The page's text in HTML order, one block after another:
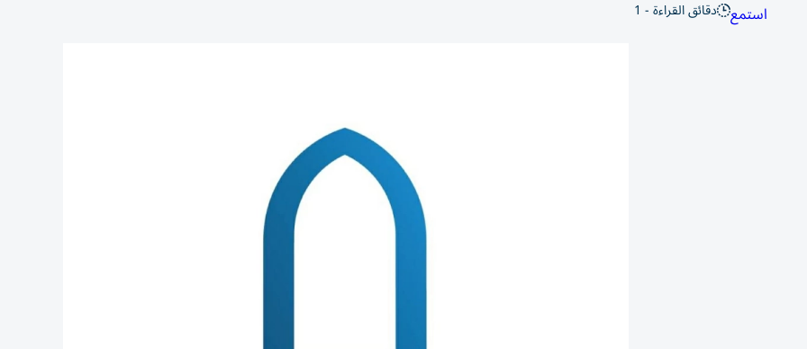
استمع دقائق القراءة - 1